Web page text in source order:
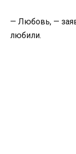
— Любовь, —
любили.